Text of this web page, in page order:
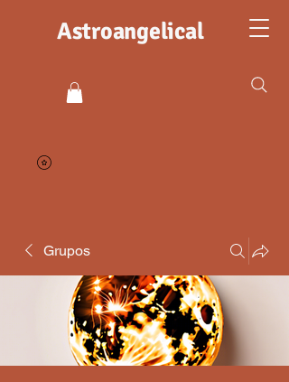
Astroangelical
Grupos